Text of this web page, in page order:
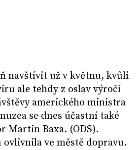
navštívit už v květnu, kvůli
ale tehdy z oslav výročí
amerického ministra
se dnes účastní také
Martin Baxa. (ODS).
ve městě dopravu.